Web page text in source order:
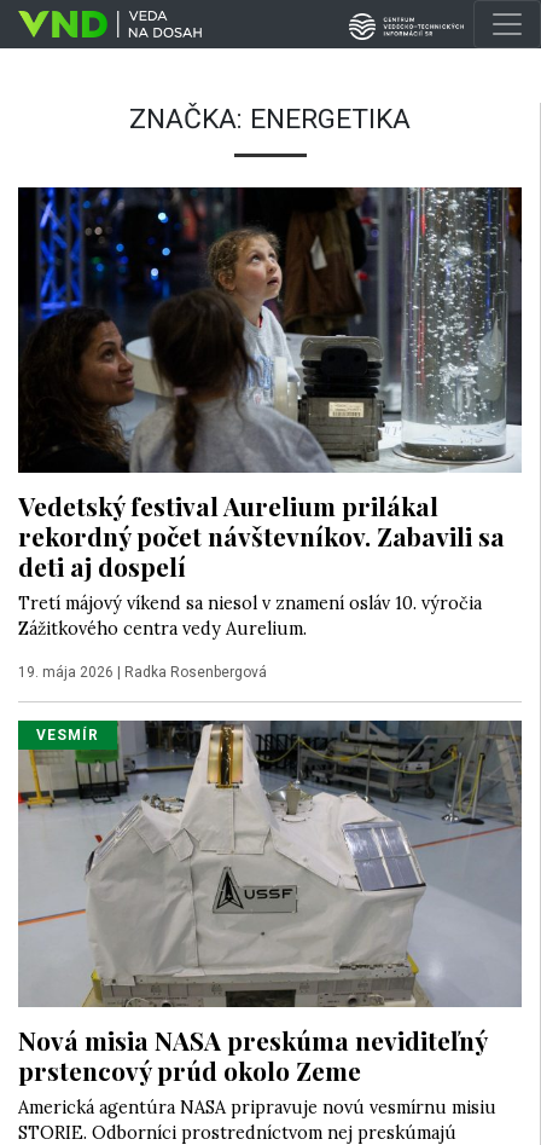
ZNAČKA: ENERGETIKA
Vedetský festival Aurelium prilákal
rekordný počet návštevníkov. Zabavili sa
deti aj dospelí
Tretí májový víkend sa niesol v znamení osláv 10. výročia
Zážitkového centra vedy Aurelium.
19. mája 2026 Radka Rosenbergová
VESMÍR
Nová misia NASA preskúma neviditeľný
prstencový prúd okolo Zeme
Americká agentúra NASA pripravuje novú vesmírnu misiu
STORIE. Odborníci prostredníctvom nej preskúmajú